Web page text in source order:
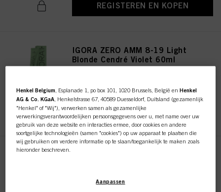
REGISTEREN EN KOPEN
IGORA ZERO AMM 8-19 Light
Blonde Cendré Violet 60ml
REGISTEREN EN KOPEN
Henkel Belgium , Esplanade 1, po box 101, 1020 Brussels, België enHenkel
AG & Co. KGaA , Henkelstrasse 67, 40589 Duesseldorf, Duitsland (gezamenlijk
"Henkel" of "Wij"), verwerken samen als gezamenlijke
verwerkingsverantwoordelijken persoonsgegevens over u, met name over uw
gebruik van deze website en interacties ermee, door cookies en andere
soortgelijke technologieën (samen "cookies") op uw apparaat te plaatsen die
wij gebruiken om verdere informatie op te slaan/toegankelijk te maken zoals
hieronder beschreven.
aangegeven in onze Gegevensbeschermingsverklaring waarnaar een link in
Aanpassen